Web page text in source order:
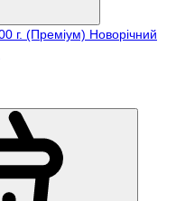
Новорічний